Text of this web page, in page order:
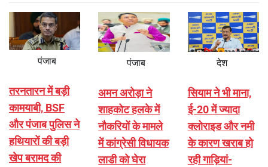
पंजाब
तरनतारन में बड़ी
कामयाबी, BSF
और पंजाब पुलिस ने
हथियारों की बड़ी
खेप बरामद की
पंजाब
अमन अरोड़ा ने
शाहकोट हलके में
नौकरियों के मामले
में कांग्रेसी विधायक
लाडी को घेरा
देश
सियाम ने भी माना,
ई-20 में ज्यादा
क्लोराइड और नमी
के कारण खराब हो
रही गाड़ियां-